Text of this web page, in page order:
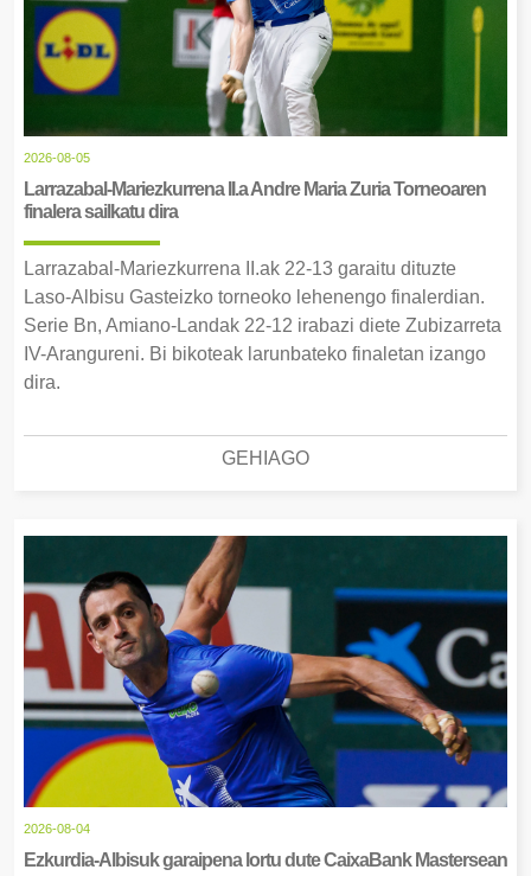
2026-08-05
Larrazabal-Mariezkurrena II.a Andre Maria Zuria Torneoaren
finalera sailkatu dira
Larrazabal-Mariezkurrena II.ak 22-13 garaitu dituzte
Laso-Albisu Gasteizko torneoko lehenengo finalerdian.
Serie Bn, Amiano-Landak 22-12 irabazi diete Zubizarreta
IV-Arangureni. Bi bikoteak larunbateko finaletan izango
dira.
GEHIAGO
2026-08-04
Ezkurdia-Albisuk garaipena lortu dute CaixaBank Mastersean